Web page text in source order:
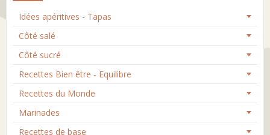
Idées apéritives - Tapas
Côté salé
Côté sucré
Recettes Bien être - Equilibre
Recettes du Monde
Marinades
Recettes de base